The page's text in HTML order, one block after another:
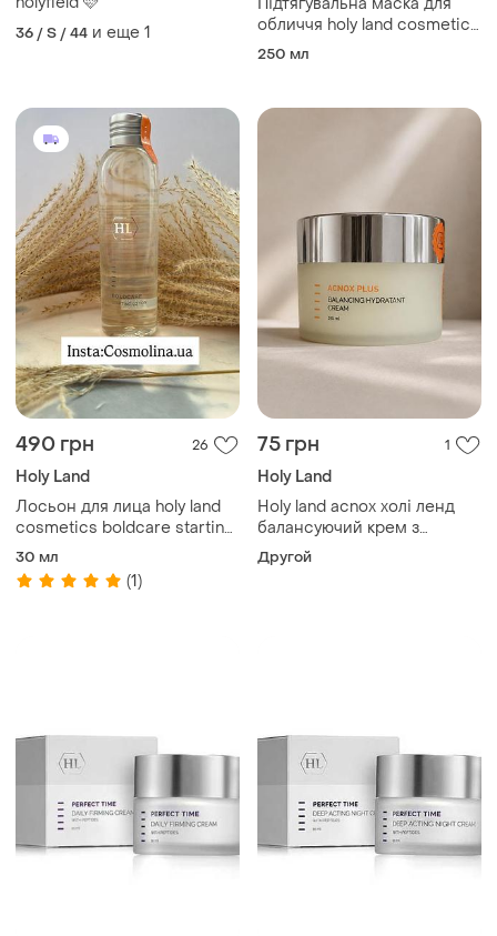
36 / S / 44 и еще 1
обличчя holy land cosmetics
perfect time firming mask
250 мл
490 грн 26
Holy Land
Лосьон для лица holy land
cosmetics boldcare starting
lotion
30 мл
(1)
75 грн 1
Holy Land
Holy land acnox холі ленд
балансуючий крем з
пробіотиками
Другой